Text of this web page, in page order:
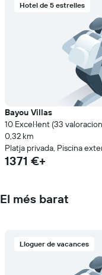
Hotel de 5 estrelles
Bayou Villas
10 Excel·lent (33
0,32 km
Platja privada, Piscina
1371 €+
El més barat
Lloguer de vacances